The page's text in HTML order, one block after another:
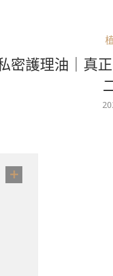
密護理油｜真